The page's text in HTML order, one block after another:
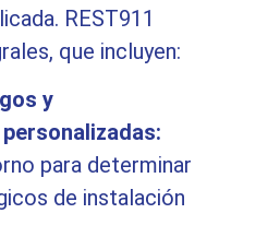
REST911
que incluyen:
y
para determinar
de instalación